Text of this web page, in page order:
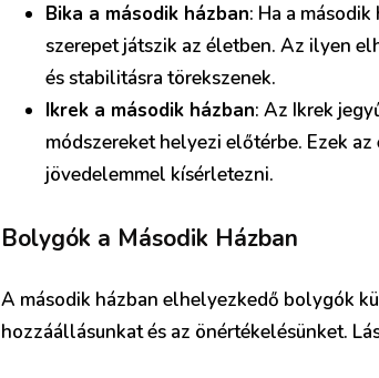
Bika a második házban: Ha a
szerepet játszik az életben. Az ilyen
és stabilitásra törekszenek.
Ikrek a második házban: Az Ikrek
módszereket helyezi előtérbe. Ezek
jövedelemmel kísérletezni.
Bolygók a Második Házban
A második házban elhelyezkedő bolygók
hozzáállásunkat és az önértékelésünket.